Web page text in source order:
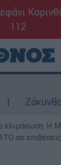
112
Ζάκυνθος:
κλιμάκωση: Η
σε